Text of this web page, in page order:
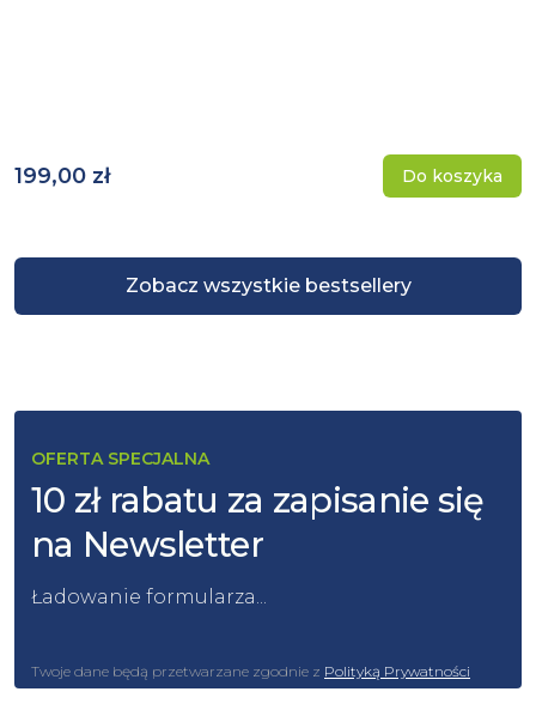
Zobacz wszystkie bestsellery
199,00 zł Do koszyka
OFERTA SPECJALNA
10 zł rabatu za zapisanie się
na Newsletter
Ładowanie formularza...
Twoje dane będą przetwarzane zgodnie z Polityką Prywatności